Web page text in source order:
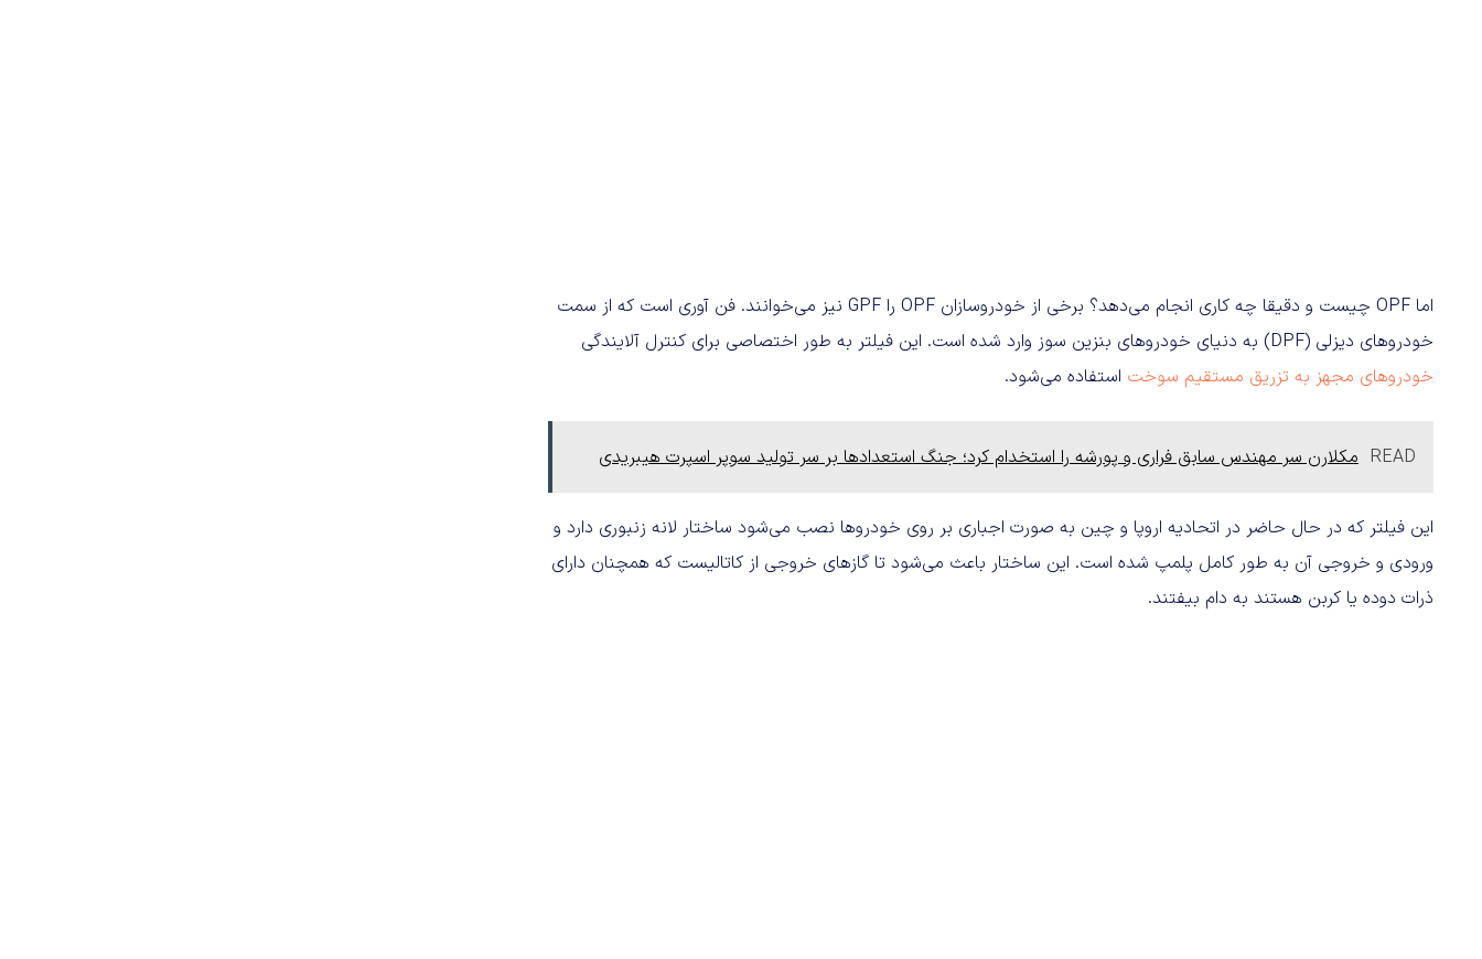
اما OPF چیست و دقیقا چه کاری انجام می‌دهد؟ برخی از خودروسازان OPF را GPF نیز می‌خوانند. فن آوری است که از سمت
خودروهای دیزلی (DPF) به دنیای خودروهای بنزین سوز وارد شده است. این فیلتر به طور اختصاصی برای کنترل آلایندگی
خودروهای مجهز به تزریق مستقیم سوخت استفاده می‌شود.
READ مکلارن سر مهندس سابق فراری و پورشه را استخدام کرد؛ جنگ استعدادها بر سر تولید سوپر اسپرت هیبریدی
این فیلتر که در حال حاضر در اتحادیه اروپا و چین به صورت اجباری بر روی خودروها نصب می‌شود ساختار لانه زنبوری دارد و
ورودی و خروجی آن به طور کامل پلمپ شده است. این ساختار باعث می‌شود تا گازهای خروجی از کاتالیست که همچنان دارای
ذرات دوده یا کربن هستند به دام بیفتند.